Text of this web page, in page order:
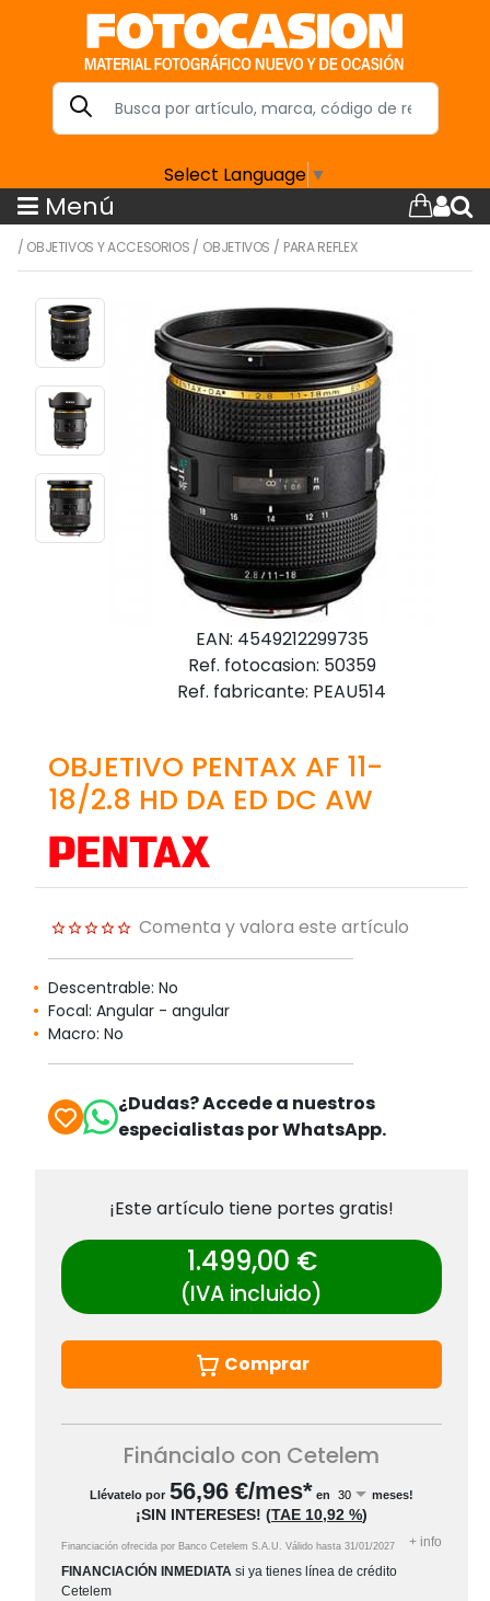
Select Language ▼
Menú
/ OBJETIVOS Y ACCESORIOS / OBJETIVOS / PARA REFLEX
EAN: 4549212299735
Ref. fotocasion: 50359
Ref. fabricante: PEAU514
OBJETIVO PENTAX AF 11-
18/2.8 HD DA ED DC AW
Comenta y valora este artículo
Descentrable: No
Focal: Angular - angular
Macro: No
¿Dudas? Accede a nuestros
especialistas por WhatsApp.
¡Este artículo tiene portes gratis!
1.499,00 €
(IVA incluido)
Comprar
Fináncialo con Cetelem
Llévatelo por 56,96 €/mes* en meses!
¡SIN INTERESES! (TAE 10,92 %)
Financiación ofrecida por Banco Cetelem S.A.U. Válido hasta 31/01/2027 + info
FINANCIACIÓN INMEDIATA si ya tienes línea de crédito
Cetelem